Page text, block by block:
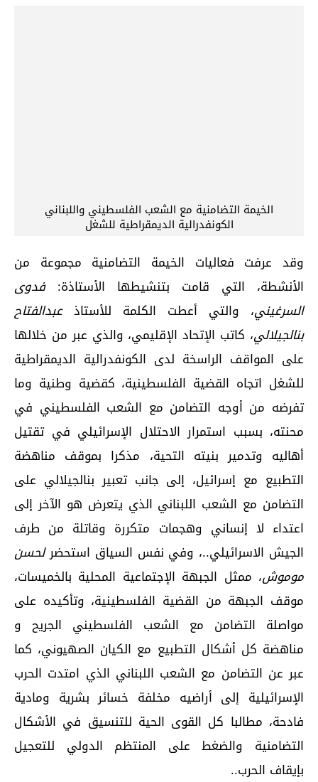
الخيمة التضامنية مع الشعب الفلسطيني واللبناني
الكونفدرالية الديمقراطية للشغل
وقد عرفت فعاليات الخيمة التضامنية مجموعة من
الأنشطة، التي قامت بتنشيطها الأستاذة:فدوى
السرغيني، والتي أعطت الكلمة للأستاذعبدالفتاح
بنالجيلالي، كاتب الإتحاد الإقليمي، والذي عبر من خلالها
على المواقف الراسخة لدى الكونفدرالية الديمقراطية
للشغل اتجاه القضية الفلسطينية، كقضية وطنية وما
تفرضه من أوجه التضامن مع الشعب الفلسطيني في
محنته، بسبب استمرار الاحتلال الإسرائيلي في تقتيل
أهاليه وتدمير بنيته التحية، مذكرا بموقف مناهضة
التطبيع مع إسرائيل، إلى جانب تعبير بنالجيلالي على
التضامن مع الشعب اللبناني الذي يتعرض هو الآخر إلى
اعتداء لا إنساني وهجمات متكررة وقاتلة من طرف
الجيش الاسرائيلي..، وفي نفس السياق استحضرلحسن
موموش، ممثل الجبهة الإجتماعية المحلية بالخميسات،
موقف الجبهة من القضية الفلسطينية، وتأكيده على
مواصلة التضامن مع الشعب الفلسطيني الجريح و
مناهضة كل أشكال التطبيع مع الكيان الصهيوني، كما
عبر عن التضامن مع الشعب اللبناني الذي امتدت الحرب
الإسرائيلية إلى أراضيه مخلفة خسائر بشرية ومادية
فادحة، مطالبا كل القوى الحية للتنسيق في الأشكال
التضامنية والضغط على المنتظم الدولي للتعجيل
بإيقاف الحرب..